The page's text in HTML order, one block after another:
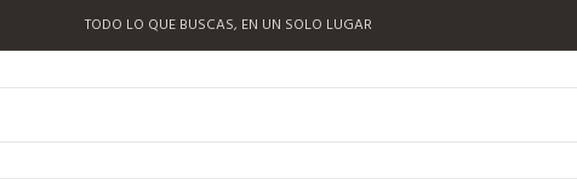
TODO LO QUE BUSCAS, EN UN SOLO LUGAR